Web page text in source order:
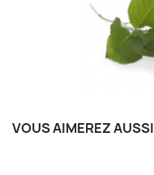
VOUS AIMEREZ AUSSI